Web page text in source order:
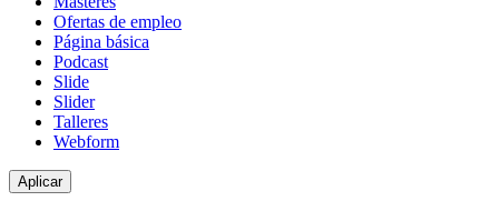
Ofertas de empleo
Página básica
Podcast
Slide
Slider
Talleres
Webform